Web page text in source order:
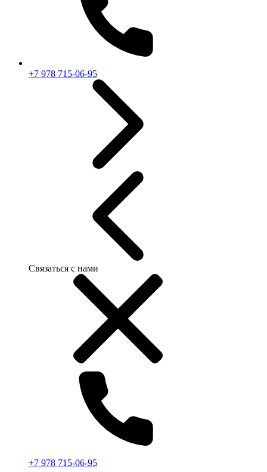
+7 978 715-06-95
Связаться с нами
+7 978 715-06-95